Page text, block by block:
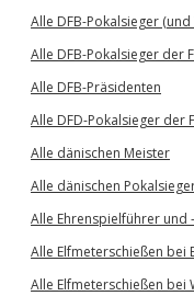
Alle DFB-Pokalsieger
Alle DFB-Pokalsieger der
Alle DFB-Präsidenten
Alle DFD-Pokalsieger der
Alle dänischen Meister
Alle dänischen
Alle Ehrenspielführer und
Alle Elfmeterschießen bei
Alle Elfmeterschießen bei